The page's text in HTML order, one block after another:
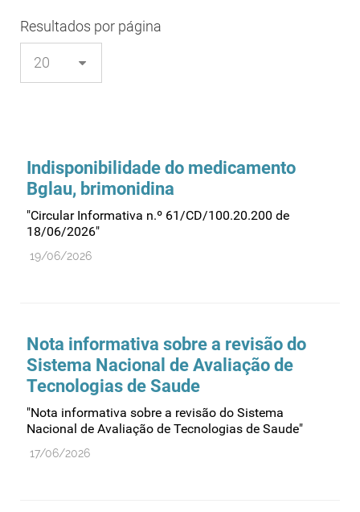
Boas práticas regulamentares
Certificação
Controlo de qualidade
Cosméticos
Dispensa
Dispositivos médicos
Entidades reguladoras
Estrutura e organização
Exercício farmacêutico
Exportação
Fabricantes
Resultados por página
Indisponibilidade do medicamento
Bglau, brimonidina
"Circular Informativa n.º 61/CD/100.20.200 de
18/06/2026"
19/06/2026
Nota informativa sobre a revisão do
Sistema Nacional de Avaliação de
Tecnologias de Saude
"Nota informativa sobre a revisão do Sistema
Nacional de Avaliação de Tecnologias de Saude"
17/06/2026